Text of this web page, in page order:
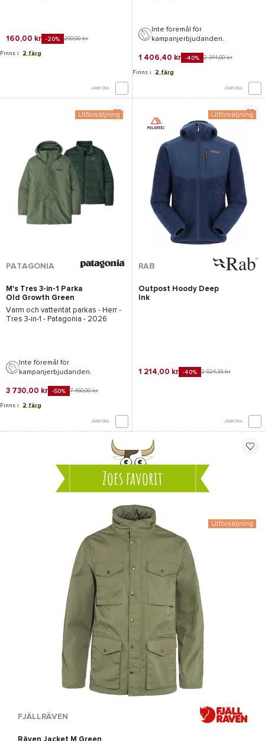
160,00 kr -20% 200,00 kr
Finns i 2 färg
JÄMFÖRA
Inte föremål för
kampanjerbjudanden.
1 406,40 kr -40% 2 344,00 kr
Finns i 2 färg
JÄMFÖRA
Utförsäljning
PATAGONIA
M's Tres 3-in-1 Parka
Old Growth Green
Varm och vattentät parkas - Herr -
Tres 3-in-1 - Patagonia - 2026
Inte föremål för
kampanjerbjudanden.
3 730,00 kr -50% 7 460,00 kr
Finns i 2 färg
JÄMFÖRA
Utförsäljning
RAB
Outpost Hoody Deep
Ink
1 214,00 kr -40% 2 024,33 kr
JÄMFÖRA
Zoes favorit
Utförsäljning
FJÄLLRÄVEN
Räven Jacket M Green